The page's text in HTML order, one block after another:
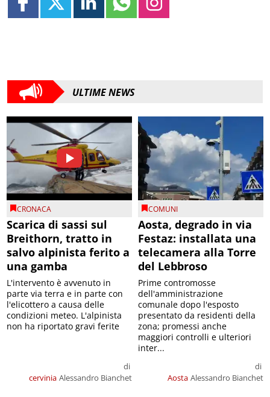
ULTIME NEWS
CRONACA
Scarica di sassi sul
Breithorn, tratto in
salvo alpinista ferito a
una gamba
cervinia
di
Alessandro Bianchet
L'intervento è avvenuto in
parte via terra e in parte con
l'elicottero a causa delle
condizioni meteo. L'alpinista
non ha riportato gravi ferite
COMUNI
Aosta, degrado in via
Festaz: installata una
telecamera alla Torre
del Lebbroso
Aosta
di
Alessandro Bianchet
Prime contromosse
dell'amministrazione
comunale dopo l'esposto
presentato da residenti della
zona; promessi anche
maggiori controlli e ulteriori
inter...